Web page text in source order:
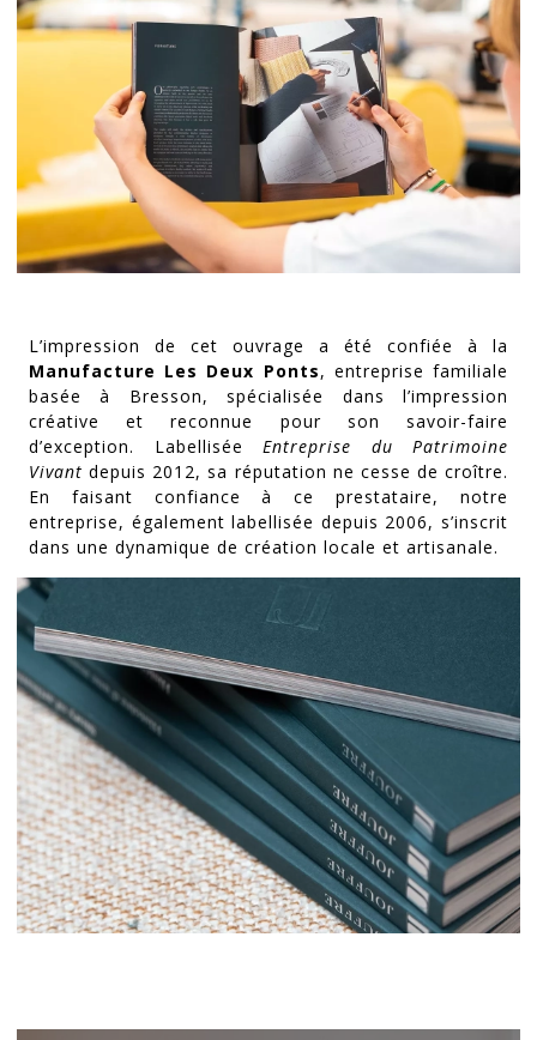
L’impression de cet ouvrage a été confiée à la
Manufacture Les Deux Ponts, entreprise familiale
basée à Bresson, spécialisée dans l’impression
créative et reconnue pour son savoir-faire
d’exception. Labellisée Entreprise du Patrimoine
Vivant depuis 2012, sa réputation ne cesse de croître.
En faisant confiance à ce prestataire, notre
entreprise, également labellisée depuis 2006, s’inscrit
dans une dynamique de création locale et artisanale.